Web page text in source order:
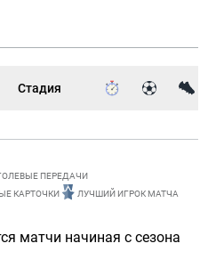
Стадия
ПЕРЕДАЧИ
КАРТОЧКИ ЛУЧШИЙ ИГРОК МАТЧА
матчи начиная с сезона